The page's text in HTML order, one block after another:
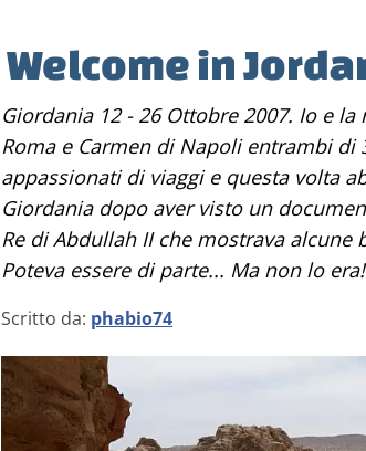
Welcome in
Giordania 12 - 26 Ottobre 2007. Io e la mia ragazza (Fabio di
Roma e Carmen di Napoli entrambi di
appassionati di viaggi e questa volta
Giordania dopo aver visto un
Re di Abdullah II che mostrava alcune
Poteva essere di parte... Ma non lo
Scritto da: phabio74